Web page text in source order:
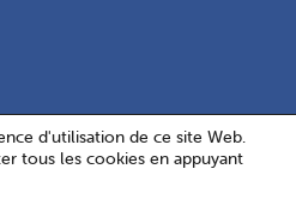
d'utilisation de ce site Web.
tous les cookies en appuyant